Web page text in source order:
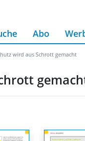
Abo
wird aus Schrott gemacht